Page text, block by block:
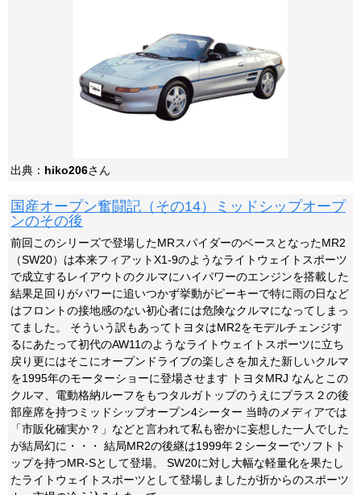
出典： hiko206さん
国産オープン奮闘記（その14）ミッドシップオープ
ンのその後
前回このシリーズで登場したMRスパイダーのベースとなったMR2
（SW20）は本来フィアットX1-9のようなライトウェイトスポーツ
で成立するレイアウトのクルマにハイパワーのエンジンを搭載した
結果足回りがパワーに追いつかず挙動がピーキーで特に雨の日など
はフロントの接地感のない初心者には危険なクルマになってしまっ
てました。 そういう訳もあってトヨタはMR2をモデルチェンジす
るにあたって初代のAW11のようなライトウェイトスポーツに立ち
戻り更にはそこにオープンドライブの楽しさを加えた新しいクルマ
を1995年のモーターショーに登場させます トヨタMRJ なんとこの
クルマ、電動格納ルーフをもつタルガトップのうえにプラス２の後
部座席を持つミッドシップオープン4シーター 当時のメディアでは
「市販化確実か？」などと言われて私も密かに妄想した一人でした
が結局幻に・・・ 結局MR2の後継は1999年２シーターでソフトト
ップを持つMR-Sとして登場。 SW20に対し大幅な軽量化を果たし
たライトウェイトスポーツとして登場しましたが折からのスポーツ